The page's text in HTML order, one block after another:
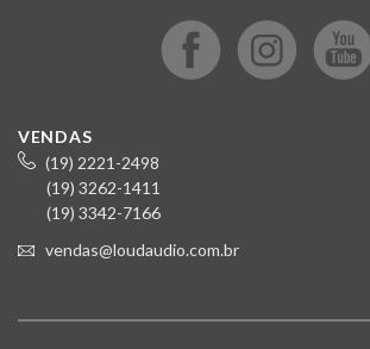
VENDAS
(19) 2221-2498
(19) 3262-1411
(19) 3342-7166
vendas@loudaudio.com.br